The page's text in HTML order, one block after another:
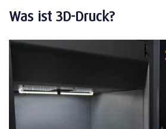
Was ist 3D-Druck?